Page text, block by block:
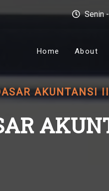
Senin
Home About
AKUNTANSI II